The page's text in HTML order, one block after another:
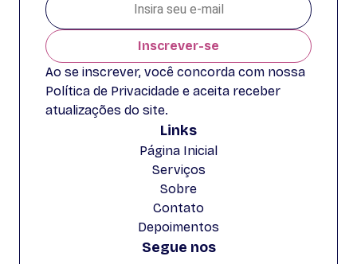
Inscrever-se
Ao se inscrever, você concorda com nossa
Política de Privacidade e aceita receber
atualizações do site.
Links
Página Inicial
Serviços
Sobre
Contato
Depoimentos
Segue nos